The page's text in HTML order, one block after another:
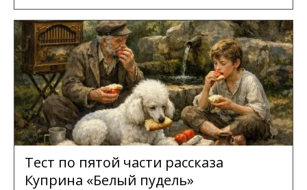
Тест по пятой части рассказа
Куприна «Белый пудель»